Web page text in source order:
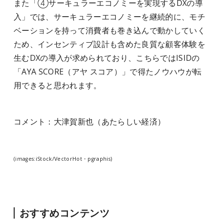
また「④サーキュラーエコノミーを実現するDXの導
入」では、サーキュラーエコノミーを継続的に、モチ
ベーションを持って消費者も巻き込んで動かしていく
ため、インセンティブ設計も含めた良質な顧客体験を
生むDXの導入が求められており、こちらではISIDの
「AYA SCORE（アヤ スコア）」で得たノウハウが転
用できると思われます。
コメント：大津賀新也（あたらしい経済）
(images:iStock/VectorHot・pgraphis)
おすすめコンテンツ